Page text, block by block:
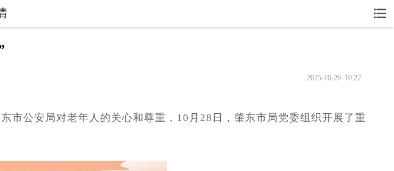
2025-10-29 10:22
公安局对老年人的关心和尊重，10月28日，肇东市局党委组织开展了重